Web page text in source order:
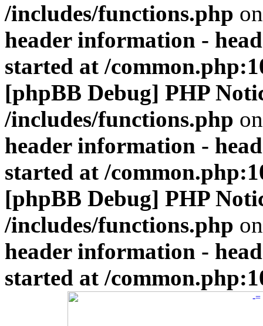
/includes/functions.php
header information -
started at /
[phpBB Debug] PHP
/includes/functions.php
header information -
started at /
[phpBB Debug] PHP
/includes/functions.php
header information -
started at /